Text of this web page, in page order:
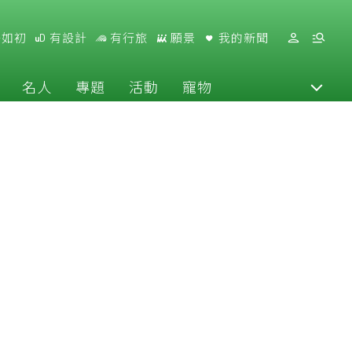
初 有設計 有行旅 願景 我的新聞
名人 專題 活動 寵物